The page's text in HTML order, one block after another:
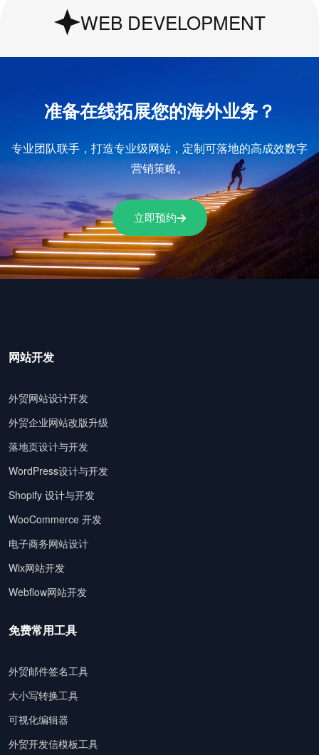
UI & UX Design
准备在线拓展您的海外业务？
专业团队联手，打造专业级网站，定制可落地的高成效数字
营销策略。
立即预约
网站开发
外贸网站设计开发
外贸企业网站改版升级
落地页设计与开发
WordPress设计与开发
Shopify 设计与开发
WooCommerce 开发
电子商务网站设计
Wix网站开发
Webflow网站开发
免费常用工具
外贸邮件签名工具
大小写转换工具
可视化编辑器
外贸开发信模板工具